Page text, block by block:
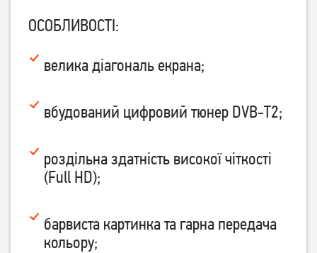
Телевізор Mystery MTV-
3230HST2
5 599грн 6 177грн
Телевізор LG
ОСОБЛИВОСТІ:
велика діагональ екрана;
вбудований цифровий тюнер DVB-T2;
роздільна здатність високої чіткості
(Full HD);
барвиста картинка та гарна передача
кольору;